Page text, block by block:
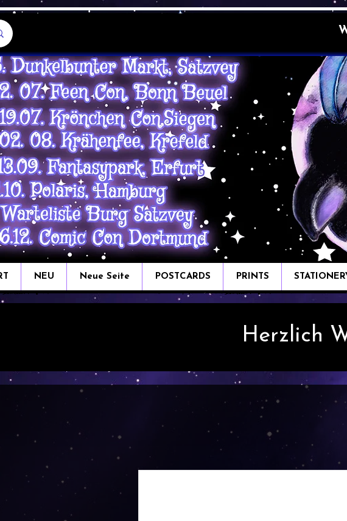
NEU Neue Seite POSTCARDS PRINTS
Herzlich